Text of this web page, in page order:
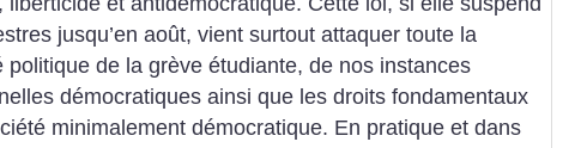
jusqu’en août, vient surtout attaquer toute la
politique de la grève étudiante, de nos instances
démocratiques ainsi que les droits fondamentaux
minimalement démocratique. En pratique et dans